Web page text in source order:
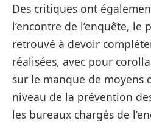
Des critiques ont
l’encontre de l’enquête, le
retrouvé à devoir
réalisées, avec pour
sur le manque de moyens
niveau de la prévention
les bureaux chargés de